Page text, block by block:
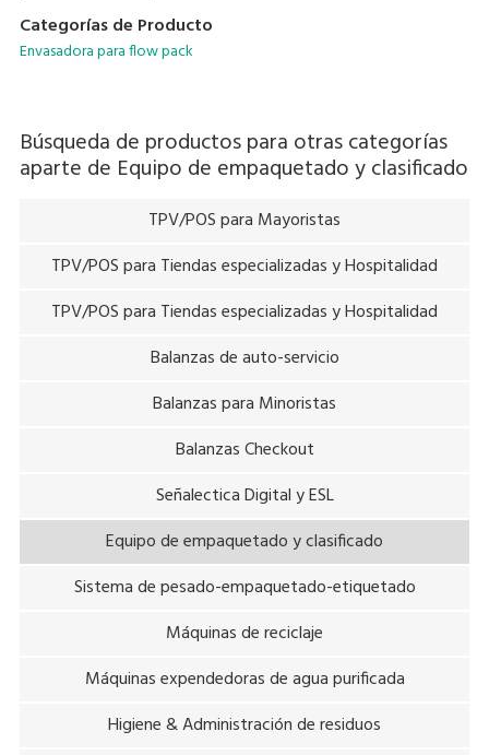
Categorías de Producto
Envasadora para flow pack
Búsqueda de productos para otras categorías
aparte de Equipo de empaquetado y clasificado
TPV/POS para Mayoristas
TPV/POS para Tiendas especializadas y Hospitalidad
TPV/POS para Tiendas especializadas y Hospitalidad
Balanzas de auto-servicio
Balanzas para Minoristas
Balanzas Checkout
Señalectica Digital y ESL
Equipo de empaquetado y clasificado
Sistema de pesado-empaquetado-etiquetado
Máquinas de reciclaje
Máquinas expendedoras de agua purificada
Higiene & Administración de residuos